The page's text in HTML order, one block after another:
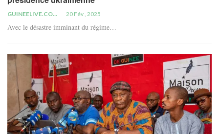
GUINEELIVE.COM 20 Fév , 2025
Avec le désastre imminant du régime…